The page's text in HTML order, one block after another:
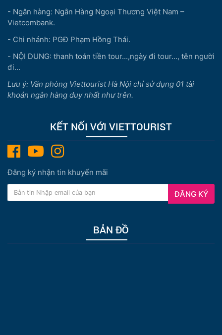
- Ngân hàng: Ngân Hàng Ngoại Thương Việt Nam –
Vietcombank.
- Chi nhánh: PGĐ Phạm Hồng Thái.
- NỘI DUNG: thanh toán tiền tour...,ngày đi tour..., tên người
đi...
Lưu ý: Văn phòng Viettourist Hà Nội chỉ sử dụng 01 tài
khoản ngân hàng duy nhất như trên.
KẾT NỐI VỚI VIETTOURIST
Đăng ký nhận tin khuyến mãi
ĐĂNG KÝ
BẢN ĐỒ